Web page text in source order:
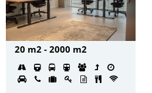
20 m2 - 2000 m2